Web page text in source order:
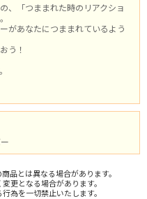
、「つままれた時のリアクショ
があなたにつままれているよう
う！
品とは異なる場合があります。
更となる場合があります。
為を一切禁止いたします。